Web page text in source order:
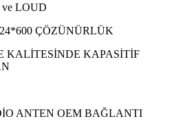
LOUD
ÇÖZÜNÜRLÜK
KALİTESİNDE KAPASİTİF
ANTEN OEM BAĞLANTI